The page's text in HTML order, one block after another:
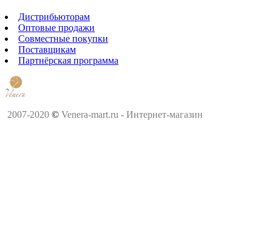
Дистрибьюторам
Оптовые продажи
Совместные покупки
Поставщикам
Партнёрская программа
2007-2020 © Venera-mart.ru - Интернет-магазин